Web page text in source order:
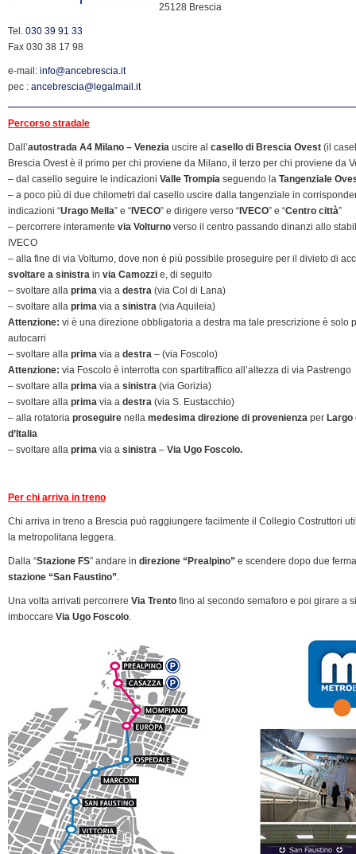
25128 Brescia
Tel. 030 39 91 33
Fax 030 38 17 98
e-mail: info@ancebrescia.it
pec : ancebrescia@legalmail.it
Percorso stradale
Dall’autostrada A4 Milano – Venezia uscire al casello di Brescia Ovest (il
Brescia Ovest è il primo per chi proviene da Milano, il terzo per chi proviene da
– dal casello seguire le indicazioni Valle Trompia seguendo la Tangenziale
– a poco più di due chilometri dal casello uscire dalla tangenziale in
indicazioni “Urago Mella” e “IVECO” e dirigere verso “IVECO” e “Centro città”
– percorrere interamente via Volturno verso il centro passando dinanzi allo
IVECO
– alla fine di via Volturno, dove non è più possibile proseguire per il divieto di
svoltare a sinistra in via Camozzi e, di seguito
– svoltare alla prima via a destra (via Col di Lana)
– svoltare alla prima via a sinistra (via Aquileia)
Attenzione: vi è una direzione obbligatoria a destra ma tale prescrizione è solo
autocarri
– svoltare alla prima via a destra – (via Foscolo)
Attenzione: via Foscolo è interrotta con spartitraffico all’altezza di via Pastrengo
– svoltare alla prima via a sinistra (via Gorizia)
– svoltare alla prima via a destra (via S. Eustacchio)
– alla rotatoria proseguire nella medesima direzione di provenienza per Largo
d’Italia
– svoltare alla prima via a sinistra – Via Ugo Foscolo.
Per chi arriva in treno
Chi arriva in treno a Brescia può raggiungere facilmente il Collegio Costruttori
la metropolitana leggera.
Dalla “Stazione FS” andare in direzione “Prealpino” e scendere dopo due
stazione “San Faustino”.
Una volta arrivati percorrere Via Trento fino al secondo semaforo e poi girare a
imboccare Via Ugo Foscolo.